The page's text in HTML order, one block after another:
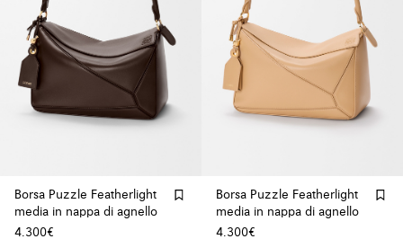
Borsa Puzzle Featherlight
media in nappa di agnello
4.300€
Borsa Puzzle Featherlight
media in nappa di agnello
4.300€